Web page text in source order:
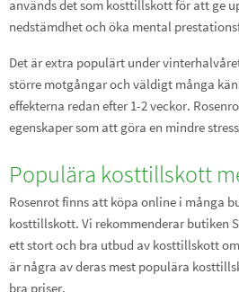
används det som kosttillskott för att ge
nedstämdhet och öka mental
Det är extra populärt under
större motgångar och väldigt många
effekterna redan efter 1-2 veckor.
egenskaper som att göra en mindre
Populära kosttillskott
Rosenrot finns att köpa online i många
kosttillskott. Vi rekommenderar butiken
ett stort och bra utbud av kosttillskott
är några av deras mest populära
bra priser.